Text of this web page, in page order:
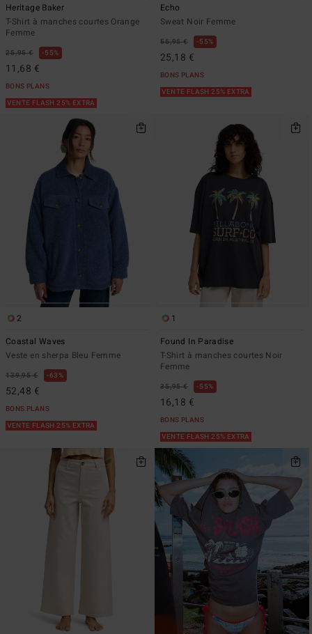
Heritage Baker
T-Shirt à manches courtes Orange
Femme
25,95 € 55%
11,68 €
BONS PLANS
VENTE FLASH 25% EXTRA
Echo
Sweat Noir Femme
55,95 € 55%
25,18 €
BONS PLANS
VENTE FLASH 25% EXTRA
2
Coastal Waves
Veste en sherpa Bleu Femme
139,95 € 63%
52,48 €
BONS PLANS
VENTE FLASH 25% EXTRA
1
Found In Paradise
T-Shirt à manches courtes Noir
Femme
35,95 € 55%
16,18 €
BONS PLANS
VENTE FLASH 25% EXTRA